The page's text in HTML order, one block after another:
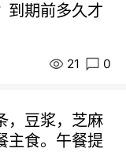
到期前多久才
21 0
，豆浆，芝麻
主食。午餐提